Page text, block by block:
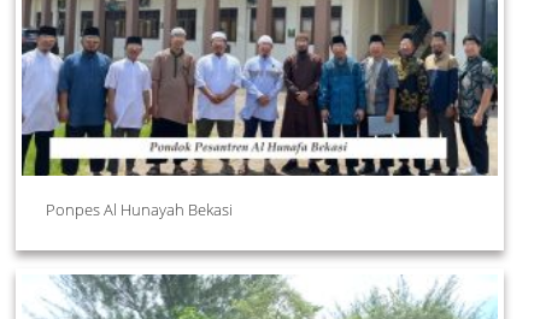
Ponpes Al Hunayah Bekasi